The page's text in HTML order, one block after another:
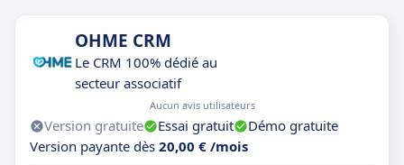
OHME CRM
Le CRM 100% dédié au
secteur associatif
Aucun avis utilisateurs
Version gratuite Essai gratuit
Démo gratuite
Version payante dès 20,00 € /mois